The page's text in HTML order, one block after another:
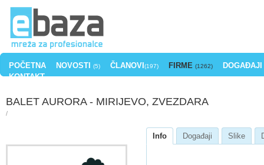
POČETNA NOVOSTI (5) ČLANOVI (197) FIRME (1262)
DOGAĐAJI
KONTAKT
BALET AURORA - MIRIJEVO, ZVEZDARA
/
Info Događaji Slike